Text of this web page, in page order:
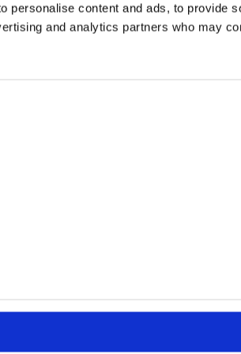
personalise content and ads, to provide
and analytics partners who may